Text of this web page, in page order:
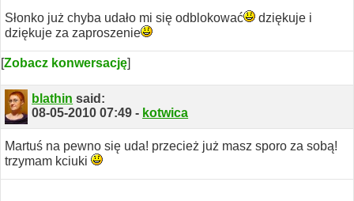
Słonko już chyba udało mi się odblokować
dziękuje i
dziękuje za zaproszenie
[Zobacz konwersację]
blathin said:
08-05-201007:49 - kotwica
Martuś na pewno się uda! przecież już masz sporo za sobą!
trzymam kciuki